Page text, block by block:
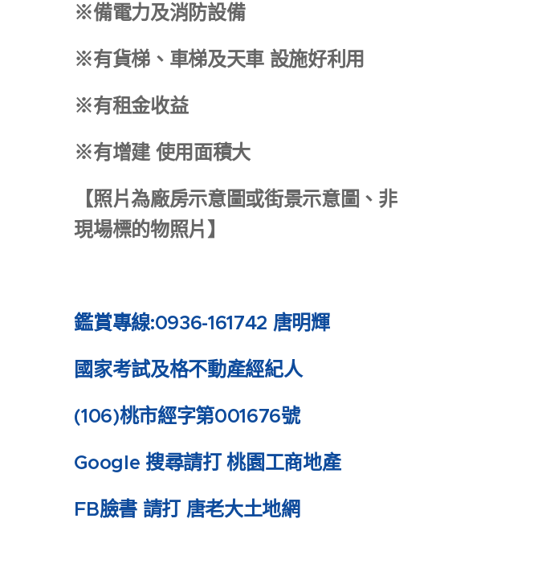
※備電力及消防設備
※有貨梯、車梯及天車 設施好利用
※有租金收益
※有增建 使用面積大
【照片為廠房示意圖或街景示意圖、非
現場標的物照片】
鑑賞專線:0936-161742 唐明輝
國家考試及格不動產經紀人
(106)桃市經字第001676號
Google 搜尋請打 桃園工商地產
FB臉書 請打 唐老大土地網